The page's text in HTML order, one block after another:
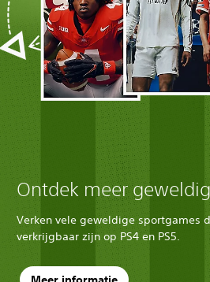
Ontdek meer
Verken vele geweldige sportgames
verkrijgbaar zijn op PS4 en PS5.